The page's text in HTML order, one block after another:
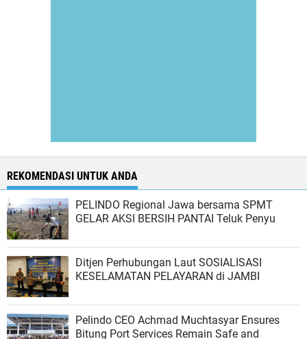
REKOMENDASI UNTUK ANDA
PELINDO Regional Jawa bersama SPMT
GELAR AKSI BERSIH PANTAI Teluk Penyu
Ditjen Perhubungan Laut SOSIALISASI
KESELAMATAN PELAYARAN di JAMBI
Pelindo CEO Achmad Muchtasyar Ensures
Bitung Port Services Remain Safe and